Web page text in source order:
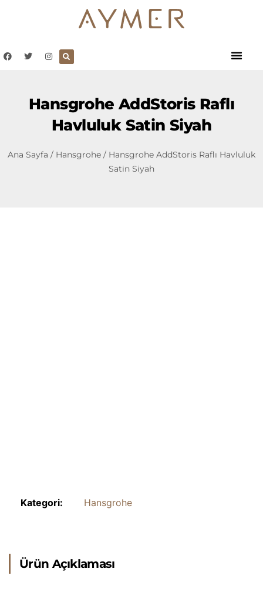
Hansgrohe AddStoris Raflı
Havluluk Satin Siyah
Ana Sayfa / Hansgrohe / Hansgrohe AddStoris Raflı Havluluk
Satin Siyah
Kategori: Hansgrohe
Ürün Açıklaması